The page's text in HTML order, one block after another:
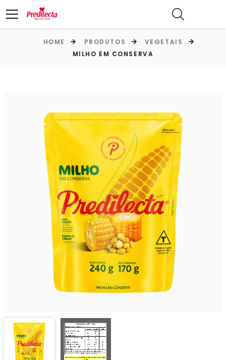
HOME PRODUTOS
VEGETAIS
MILHO EM CONSERVA